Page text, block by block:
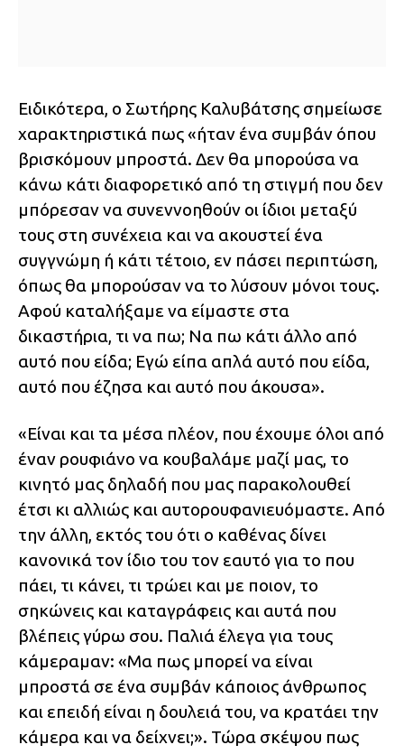
Ειδικότερα, ο Σωτήρης Καλυβάτσης σημείωσε
χαρακτηριστικά πως «ήταν ένα συμβάν όπου
βρισκόμουν μπροστά. Δεν θα μπορούσα να
κάνω κάτι διαφορετικό από τη στιγμή που δεν
μπόρεσαν να συνεννοηθούν οι ίδιοι μεταξύ
τους στη συνέχεια και να ακουστεί ένα
συγγνώμη ή κάτι τέτοιο, εν πάσει περιπτώση,
όπως θα μπορούσαν να το λύσουν μόνοι τους.
Αφού καταλήξαμε να είμαστε στα
δικαστήρια, τι να πω; Να πω κάτι άλλο από
αυτό που είδα; Εγώ είπα απλά αυτό που είδα,
αυτό που έζησα και αυτό που άκουσα».
«Είναι και τα μέσα πλέον, που έχουμε όλοι από
έναν ρουφιάνο να κουβαλάμε μαζί μας, το
κινητό μας δηλαδή που μας παρακολουθεί
έτσι κι αλλιώς και αυτορουφανιευόμαστε. Από
την άλλη, εκτός του ότι ο καθένας δίνει
κανονικά τον ίδιο του τον εαυτό για το που
πάει, τι κάνει, τι τρώει και με ποιον, το
σηκώνεις και καταγράφεις και αυτά που
βλέπεις γύρω σου. Παλιά έλεγα για τους
κάμεραμαν: «Μα πως μπορεί να είναι
μπροστά σε ένα συμβάν κάποιος άνθρωπος
και επειδή είναι η δουλειά του, να κρατάει την
κάμερα και να δείχνει;». Τώρα σκέψου πως